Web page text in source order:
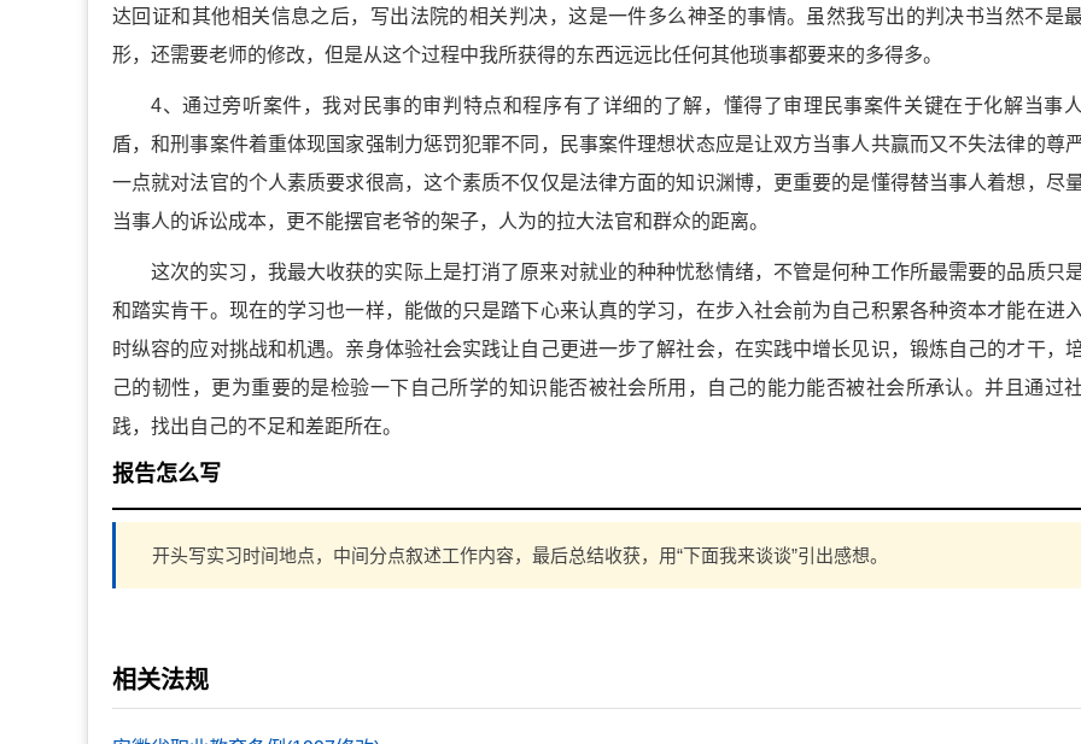
达回证和其他相关信息之后，写出法院的相关判决，这是一件多么神圣的事情。虽然我写出的判决书当然不是
形，还需要老师的修改，但是从这个过程中我所获得的东西远远比任何其他琐事都要来的多得多。
4、通过旁听案件，我对民事的审判特点和程序有了详细的了解，懂得了审理民事案件关键在于化解当事
盾，和刑事案件着重体现国家强制力惩罚犯罪不同，民事案件理想状态应是让双方当事人共赢而又不失法律的尊
一点就对法官的个人素质要求很高，这个素质不仅仅是法律方面的知识渊博，更重要的是懂得替当事人着想，尽
当事人的诉讼成本，更不能摆官老爷的架子，人为的拉大法官和群众的距离。
这次的实习，我最大收获的实际上是打消了原来对就业的种种忧愁情绪，不管是何种工作所最需要的品质只
和踏实肯干。现在的学习也一样，能做的只是踏下心来认真的学习，在步入社会前为自己积累各种资本才能在进
时纵容的应对挑战和机遇。亲身体验社会实践让自己更进一步了解社会，在实践中增长见识，锻炼自己的才干，
己的韧性，更为重要的是检验一下自己所学的知识能否被社会所用，自己的能力能否被社会所承认。并且通过
践，找出自己的不足和差距所在。
报告怎么写
开头写实习时间地点，中间分点叙述工作内容，最后总结收获，用“下面我来谈谈”引出感想。
相关法规